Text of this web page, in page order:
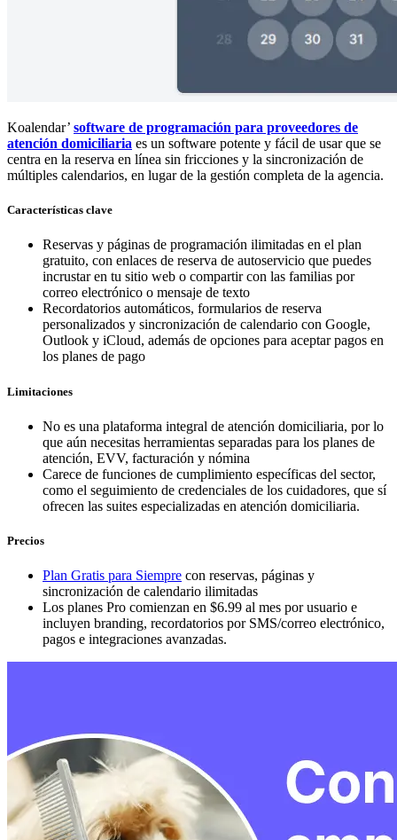
Koalendar’ software de programación para proveedores de
atención domiciliaria es un software potente y fácil de usar que se
centra en la reserva en línea sin fricciones y la sincronización de
múltiples calendarios, en lugar de la gestión completa de la agencia.​
Características clave
Reservas y páginas de programación ilimitadas en el plan
gratuito, con enlaces de reserva de autoservicio que puedes
incrustar en tu sitio web o compartir con las familias por
correo electrónico o mensaje de texto
Recordatorios automáticos, formularios de reserva
personalizados y sincronización de calendario con Google,
Outlook y iCloud, además de opciones para aceptar pagos en
los planes de pago
Limitaciones
No es una plataforma integral de atención domiciliaria, por lo
que aún necesitas herramientas separadas para los planes de
atención, EVV, facturación y nómina
Carece de funciones de cumplimiento específicas del sector,
como el seguimiento de credenciales de los cuidadores, que sí
ofrecen las suites especializadas en atención domiciliaria.
Precios
Plan Gratis para Siempre con reservas, páginas y
sincronización de calendario ilimitadas
Los planes Pro comienzan en $6.99 al mes por usuario e
incluyen branding, recordatorios por SMS/correo electrónico,
pagos e integraciones avanzadas.